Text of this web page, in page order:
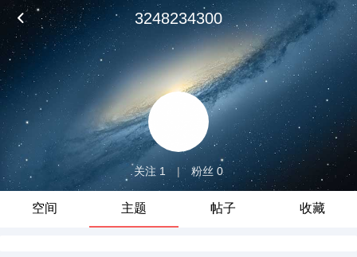
3248234300
关注 1 | 粉丝 0
空间 主题 帖子 收藏